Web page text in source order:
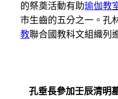
的祭奠活動有助瑜伽教
市生齒的五分之一。孔
教聯合國教科文組織列
孔垂長參加壬辰清明